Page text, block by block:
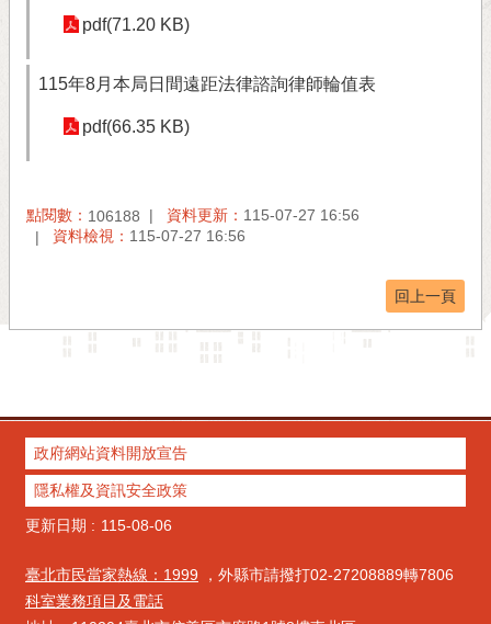
pdf(71.20 KB)
115年8月本局日間遠距法律諮詢律師輪值表
pdf(66.35 KB)
點閱數： 106188 資料更新： 115-07-27 16:56
資料檢視： 115-07-27 16:56
回上一頁
政府網站資料開放宣告
隱私權及資訊安全政策
更新日期
115-08-06
臺北市民當家熱線：1999 ，外縣市請撥打02-27208889轉7806
科室業務項目及電話